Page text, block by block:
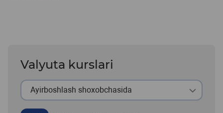
Valyuta kurslari
Ayirboshlash shoxobchasida